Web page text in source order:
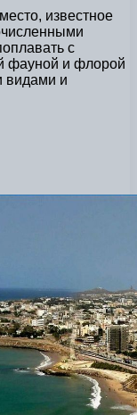
известное
с
фауной и флорой
видами и